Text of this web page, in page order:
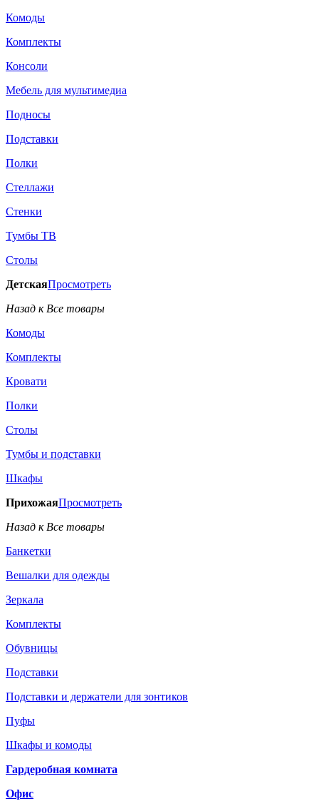
Комоды
Комплекты
Консоли
Мебель для мультимедиа
Подносы
Подставки
Полки
Стеллажи
Стенки
Тумбы ТВ
Столы
ДетскаяПросмотреть
Назад к Все товары
Комоды
Комплекты
Кровати
Полки
Столы
Тумбы и подставки
Шкафы
ПрихожаяПросмотреть
Назад к Все товары
Банкетки
Вешалки для одежды
Зеркала
Комплекты
Обувницы
Подставки
Подставки и держатели для зонтиков
Пуфы
Шкафы и комоды
Гардеробная комната
Офис